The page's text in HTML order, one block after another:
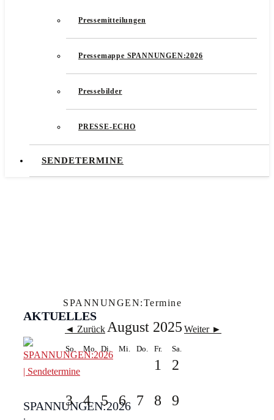
Pressemitteilungen
Pressemappe SPANNUNGEN:2026
Pressebilder
PRESSE-ECHO
SENDETERMINE
AKTUELLES
SPANNUNGEN:2026
SPANNUNGEN:Termine
◄ Zurück August 2025 Weiter ►
So. Mo. Di. Mi. Do. Fr. Sa.
1 2
3 4 5 6 7 8 9